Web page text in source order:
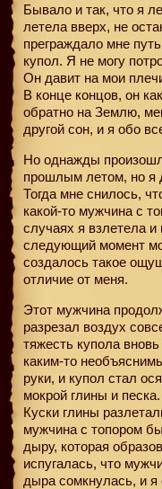
Бывало и так, что я
летела вверх, не
преграждало мне
купол. Я не могу
Он давит на мои
В конце концов, он
обратно на Землю,
другой сон, и я обо
Но однажды
прошлым летом, но я
Тогда мне снилось,
какой-то мужчина с
случаях я взлетела
следующий момент
создалось такое
отличие от меня.
Этот мужчина
разрезал воздух
тяжесть купола
каким-то
руки, и купол стал
мокрой глины и
Куски глины
мужчина с топором
дыру, которая
испугалась, что
дыра сомкнулась, и я